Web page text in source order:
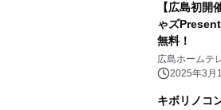
【広島初開
ゃズ
無料！
広島ホームテ
2025年3月
キボリノコ